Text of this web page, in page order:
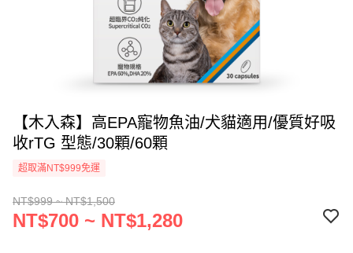
【木入森】高EPA寵物魚油/犬貓適用/優質好吸
收rTG 型態/30顆/60顆
超取滿NT$999免運
NT$999 ~ NT$1,500
NT$700 ~ NT$1,280